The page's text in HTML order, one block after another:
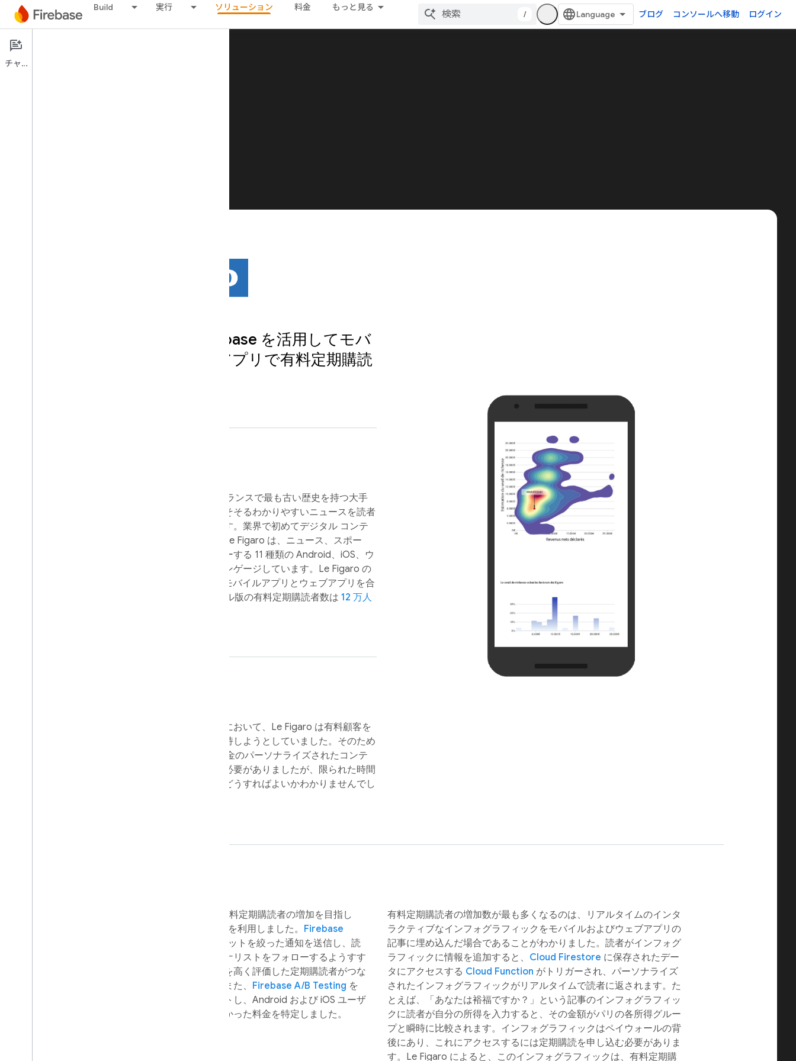
Build 実行 ソリューション 料金 もっと見る
/ ブログ コンソールへ移動 ログイン
Le Figaro の事例: Firebase を活用してモバ
イルアプリとウェブアプリで有料定期購読
1826 年に創業した Le Figaro は、フランスで最も古い歴史を持つ大手
日刊紙です。同社の使命は、興味をそそるわかりやすいニュースを読者
にタイムリーに届けることにあります。業界で初めてデジタル コンテ
ンツを提供した企業の一つとして、Le Figaro は、ニュース、スポー
ツ、ライフスタイル、ゲームをカバーする 11 種類の Android、iOS、ウ
ェブアプリを通じて定期購読者にエンゲージしています。Le Figaro の
1 か月のアクティブ ユーザー数は、モバイルアプリとウェブアプリを合
わせて約 2,200 万人に上り、デジタル版の有料定期購読者数は 12 万人
飽和状態にあるニュースアプリ市場において、Le Figaro は有料顧客を
増やし、既存の有料定期購読者を維持しようとしていました。そのため
に、Figaro の開発チームは適正な料金のパーソナライズされたコンテ
ンツによって読者にエンゲージする必要がありましたが、限られた時間
とリソースでこれを成し遂げるにはどうすればよいかわかりませんでし
Le Figaro は、既存の読者の維持と有料定期購読者の増加を目指し
て、いくつかの Firebase プロダクトを利用しました。 Firebase
を使用してターゲットを絞った通知を送信し、読
者が興味を持っている話題やジャーナリストをフォローするようすす
めました。これにより、コンテンツを高く評価した定期購読者がつな
ぎとめられ、離脱が減少しました。また、 Firebase A/B Testing を
使用して異なる定期購読料金をテストし、Android および iOS ユーザ
ーの間で最もコンバージョン数が高かった料金を特定しました。
有料定期購読者の増加数が最も多くなるのは、リアルタイムのインタ
ラクティブなインフォグラフィックをモバイルおよびウェブアプリの
記事に埋め込んだ場合であることがわかりました。読者がインフォグ
ラフィックに情報を追加すると、 Cloud Firestore に保存されたデー
タにアクセスする Cloud Function がトリガーされ、パーソナライズ
されたインフォグラフィックがリアルタイムで読者に返されます。た
とえば、「あなたは裕福ですか？」という記事のインフォグラフィッ
クに読者が自分の所得を入力すると、その金額がパリの各所得グルー
プと瞬時に比較されます。インフォグラフィックはペイウォールの背
後にあり、これにアクセスするには定期購読を申し込む必要がありま
す。Le Figaro によると、このインフォグラフィックは、有料定期購
チャット